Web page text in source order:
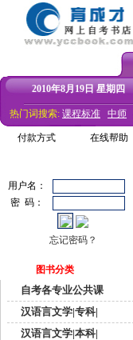
2010年8月19日 星期四
热门词搜索: 课程标准 中师
付款方式 在线帮助
用户名：
密 码：
忘记密码？
图书分类
自考各专业公共课
汉语言文学|专科|
汉语言文学|本科|